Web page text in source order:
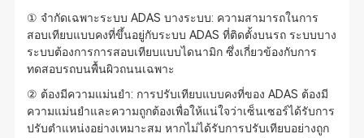
① จำกัดเฉพาะระบบ ADAS บางระบบ: ความสามารถในการ
สอบเทียบแบบคงที่ขึ้นอยู่กับระบบ ADAS ที่ติดตั้งบนรถ ระบบบาง
ระบบต้องการการสอบเทียบแบบไดนามิก ซึ่งเกี่ยวข้องกับการ
ทดสอบรถบนพื้นผิวถนนเฉพาะ
② ต้องมีความแม่นยำ: การปรับเทียบแบบคงที่ของ ADAS ต้องมี
ความแม่นยำและความถูกต้องเพื่อให้แน่ใจว่าเซ็นเซอร์ได้รับการ
ปรับตำแหน่งอย่างเหมาะสม หากไม่ได้รับการปรับเทียบอย่างถูก